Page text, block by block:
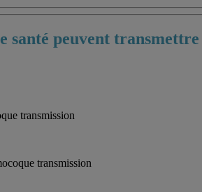
santé peuvent